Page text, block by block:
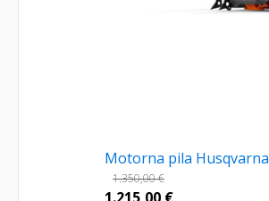
Motorna pila
1.350,00€